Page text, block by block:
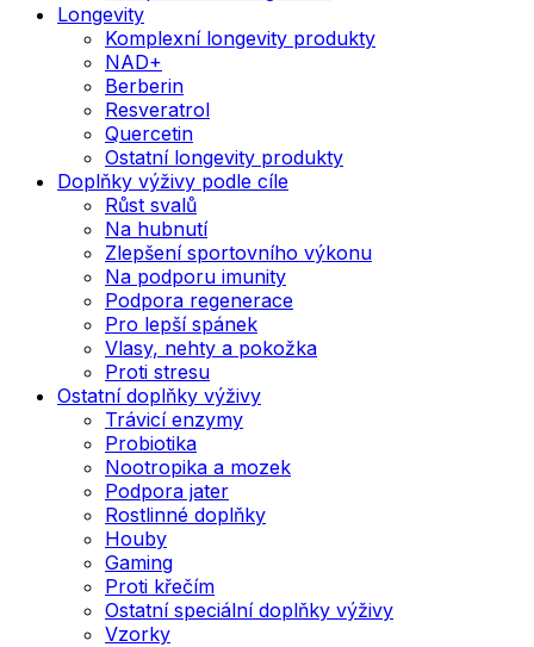
Longevity
Komplexní longevity produkty
NAD+
Berberin
Resveratrol
Quercetin
Ostatní longevity produkty
Doplňky výživy podle cíle
Růst svalů
Na hubnutí
Zlepšení sportovního výkonu
Na podporu imunity
Podpora regenerace
Pro lepší spánek
Vlasy, nehty a pokožka
Proti stresu
Ostatní doplňky výživy
Trávicí enzymy
Probiotika
Nootropika a mozek
Podpora jater
Rostlinné doplňky
Houby
Gaming
Proti křečím
Ostatní speciální doplňky výživy
Vzorky